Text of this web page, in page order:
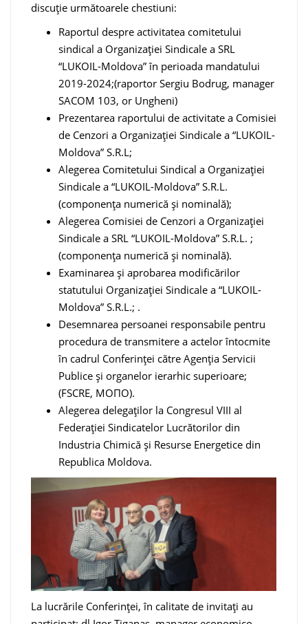
discuție următoarele chestiuni:
Raportul despre activitatea comitetului
sindical a Organizației Sindicale a SRL
“LUKOIL-Moldova” în perioada mandatului
2019-2024;(raportor Sergiu Bodrug, manager
SACOM 103, or Ungheni)
Prezentarea raportului de activitate a Comisiei
de Cenzori a Organizației Sindicale a “LUKOIL-
Moldova” S.R.L;
Alegerea Comitetului Sindical a Organizației
Sindicale a “LUKOIL-Moldova” S.R.L.
(componența numerică și nominală);
Alegerea Comisiei de Cenzori a Organizației
Sindicale a SRL “LUKOIL-Moldova” S.R.L. ;
(componența numerică și nominală).
Examinarea şi aprobarea modificărilor
statutului Organizației Sindicale a “LUKOIL-
Moldova” S.R.L.; .
Desemnarea persoanei responsabile pentru
procedura de transmitere a actelor întocmite
în cadrul Conferinței către Agenția Servicii
Publice și organelor ierarhic superioare;
(FSCRE, МОПО).
Alegerea delegaților la Congresul VIII al
Federației Sindicatelor Lucrătorilor din
Industria Chimică și Resurse Energetice din
Republica Moldova.
La lucrările Conferinței, în calitate de invitați au